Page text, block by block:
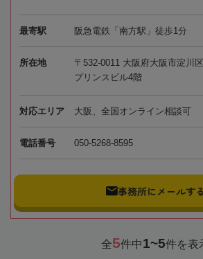
最寄駅 阪急電鉄「南方駅」徒歩1分
所在地
〒532-0011 大阪府大阪市淀川
プリンスビル4階
対応エリア 大阪、全国オンライン相談可
電話番号 050-5268-8595
事務所にメールする
全5件中1~5件を表